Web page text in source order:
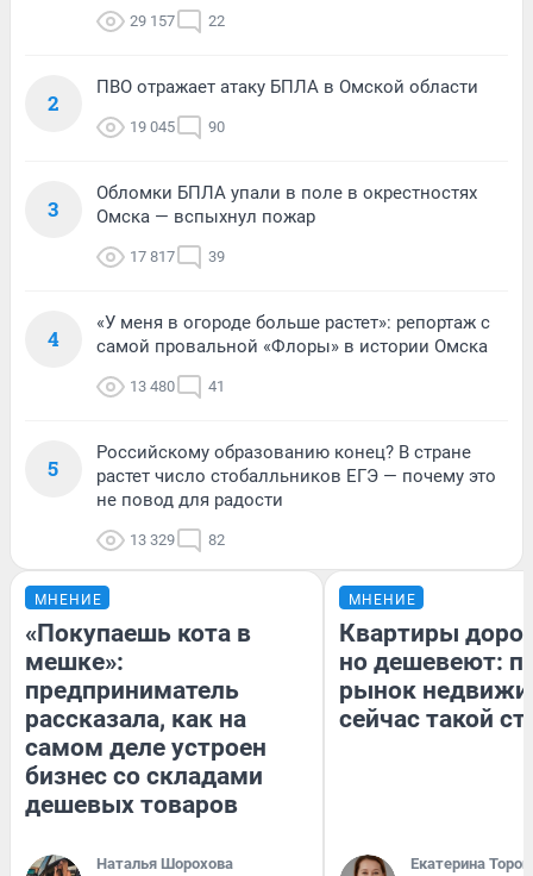
29 157 22
2
ПВО отражает атаку БПЛА в Омской области
19 045 90
3
Обломки БПЛА упали в поле в окрестностях
Омска — вспыхнул пожар
17 817 39
4
«У меня в огороде больше растет»: репортаж с
самой провальной «Флоры» в истории Омска
13 480 41
5
Российскому образованию конец? В стране
растет число стобалльников ЕГЭ — почему это
не повод для радости
13 329 82
МНЕНИЕ
«Покупаешь кота в
мешке»:
предприниматель
рассказала, как на
самом деле устроен
бизнес со складами
дешевых товаров
Наталья Шорохова
МНЕНИЕ
Квартиры
но дешевеют:
рынок
сейчас такой
Екатерина